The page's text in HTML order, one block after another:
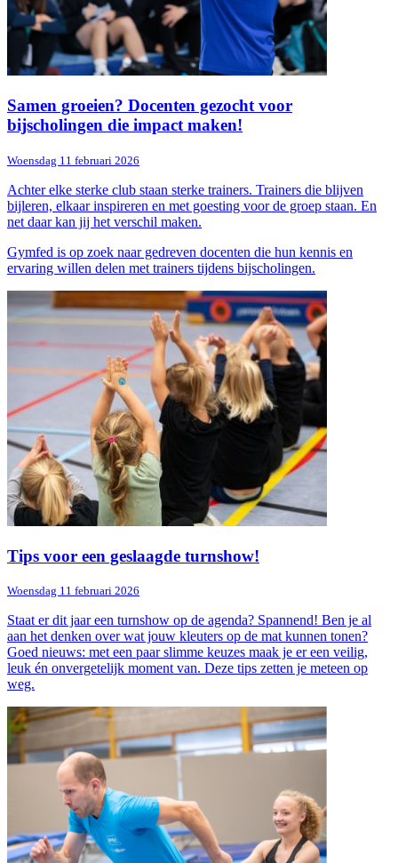
Samen groeien? Docenten gezocht voor
bijscholingen die impact maken!
Woensdag 11 februari 2026
Achter elke sterke club staan sterke trainers. Trainers die blijven
bijleren, elkaar inspireren en met goesting voor de groep staan. En
net daar kan jij het verschil maken.
Gymfed is op zoek naar gedreven docenten die hun kennis en
ervaring willen delen met trainers tijdens bijscholingen.
Tips voor een geslaagde turnshow!
Woensdag 11 februari 2026
Staat er dit jaar een turnshow op de agenda? Spannend! Ben je al
aan het denken over wat jouw kleuters op de mat kunnen tonen?
Goed nieuws: met een paar slimme keuzes maak je er een veilig,
leuk én onvergetelijk moment van. Deze tips zetten je meteen op
weg.